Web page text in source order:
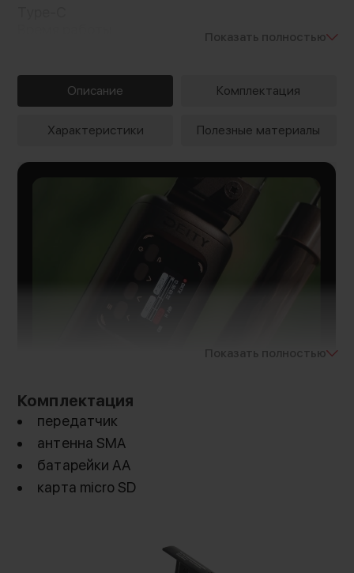
Показать полностью
Описание Комплектация
Характеристики Полезные материалы
DXTX - передатчик системы Theos, который
Показать полностью
Комплектация
передатчик
антенна SMA
батарейки АА
карта micro SD